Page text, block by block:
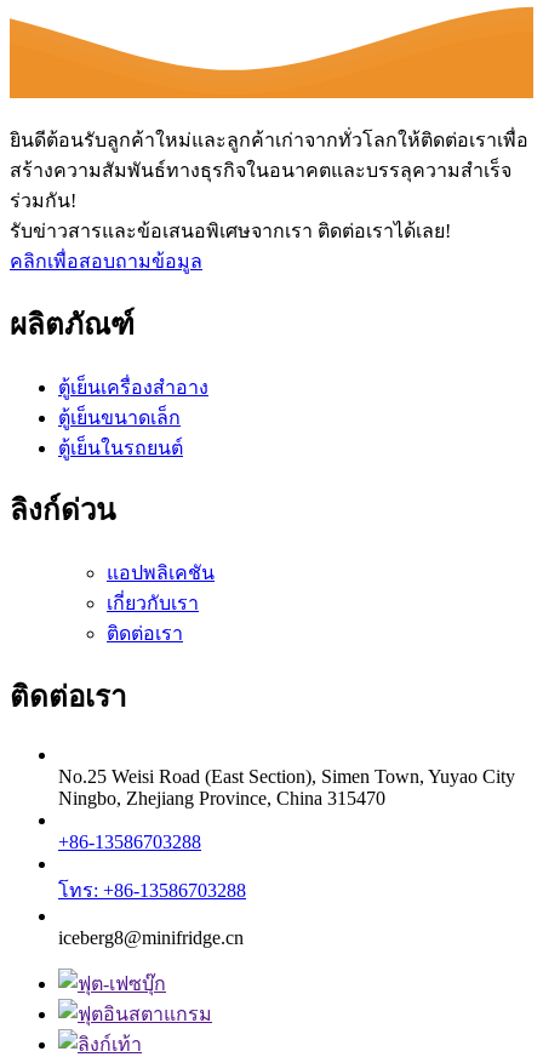
ยินดีต้อนรับลูกค้าใหม่และลูกค้าเก่าจากทั่วโลกให้ติดต่อเราเพื่อ
สร้างความสัมพันธ์ทางธุรกิจในอนาคตและบรรลุความสำเร็จ
ร่วมกัน!
รับข่าวสารและข้อเสนอพิเศษจากเรา ติดต่อเราได้เลย!
คลิกเพื่อสอบถามข้อมูล
ผลิตภัณฑ์
ตู้เย็นเครื่องสำอาง
ตู้เย็นขนาดเล็ก
ตู้เย็นในรถยนต์
ลิงก์ด่วน
แอปพลิเคชัน
เกี่ยวกับเรา
ติดต่อเรา
ติดต่อเรา
No.25 Weisi Road (East Section), Simen Town, Yuyao City
Ningbo, Zhejiang Province, China 315470
+86-13586703288
โทร: +86-13586703288
iceberg8@minifridge.cn